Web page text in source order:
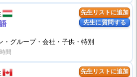
先生リストに追加
先生に質問する
・グループ・会社・子供・特別
先生リストに追加